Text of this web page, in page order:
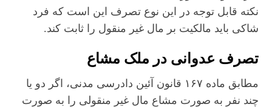
نکته قابل توجه در این نوع تصرف این است که فرد
شاکی باید مالکیت بر مال غیر منقول را ثابت کند.
تصرف عدوانی در ملک مشاع
مطابق ماده ۱۶۷ قانون آئین دادرسی مدنی، اگر دو یا
چند نفر به صورت مشاع مال غیر منقولی را به صورت